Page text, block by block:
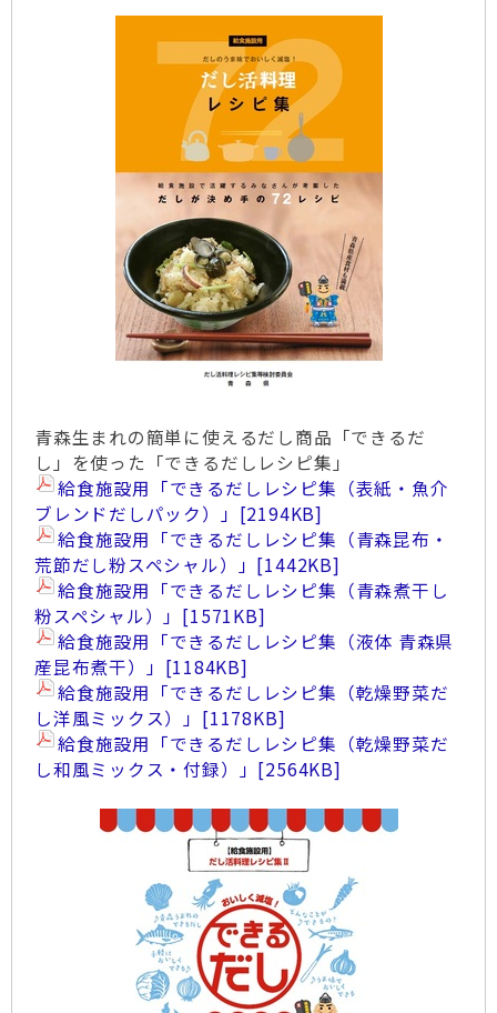
青森生まれの簡単に使えるだし商品「できるだ
し」を使った「できるだしレシピ集」
給食施設用「できるだしレシピ集（表紙・魚介
ブレンドだしパック）」 [2194KB]
給食施設用「できるだしレシピ集（青森昆布・
荒節だし粉スペシャル）」 [1442KB]
給食施設用「できるだしレシピ集（青森煮干し
粉スペシャル）」 [1571KB]
給食施設用「できるだしレシピ集（液体 青森県
産昆布煮干）」 [1184KB]
給食施設用「できるだしレシピ集（乾燥野菜だ
し洋風ミックス）」 [1178KB]
給食施設用「できるだしレシピ集（乾燥野菜だ
し和風ミックス・付録）」 [2564KB]